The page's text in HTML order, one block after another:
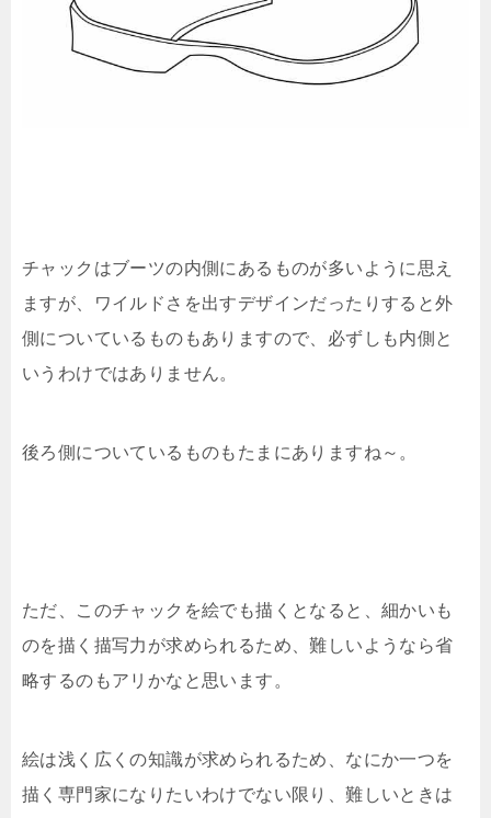
チャックはブーツの内側にあるものが多いように思え
ますが、ワイルドさを出すデザインだったりすると外
側についているものもありますので、必ずしも内側と
いうわけではありません。
後ろ側についているものもたまにありますね～。
ただ、このチャックを絵でも描くとなると、細かいも
のを描く描写力が求められるため、難しいようなら省
略するのもアリかなと思います。
絵は浅く広くの知識が求められるため、なにか一つを
描く専門家になりたいわけでない限り、難しいときは